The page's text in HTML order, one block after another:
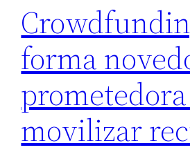
forma
movilizar